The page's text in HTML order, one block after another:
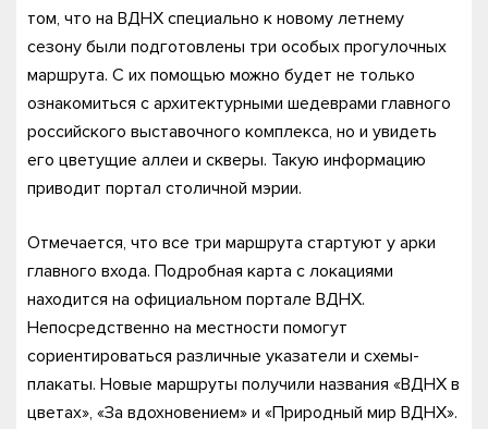
том, что на ВДНХ специально к новому летнему
сезону были подготовлены три особых прогулочных
маршрута. С их помощью можно будет не только
ознакомиться с архитектурными шедеврами главного
российского выставочного комплекса, но и увидеть
его цветущие аллеи и скверы. Такую информацию
приводит портал столичной мэрии.
Отмечается, что все три маршрута стартуют у арки
главного входа. Подробная карта с локациями
находится на официальном портале ВДНХ.
Непосредственно на местности помогут
сориентироваться различные указатели и схемы-
плакаты. Новые маршруты получили названия «ВДНХ в
цветах», «За вдохновением» и «Природный мир ВДНХ».